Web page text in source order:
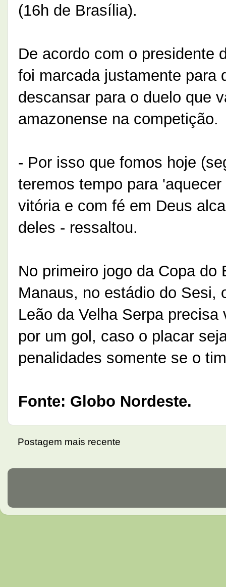
(16h de Brasília).
De acordo com o presidente
foi marcada justamente para
descansar para o duelo que
amazonense na competição.
- Por isso que fomos hoje
teremos tempo para
vitória e com fé em Deus
deles - ressaltou.
No primeiro jogo da Copa
Manaus, no estádio do Sesi,
Leão da Velha Serpa
por um gol, caso o placar
penalidades somente se o
Fonte: Globo Nordeste.
Postagem mais recente